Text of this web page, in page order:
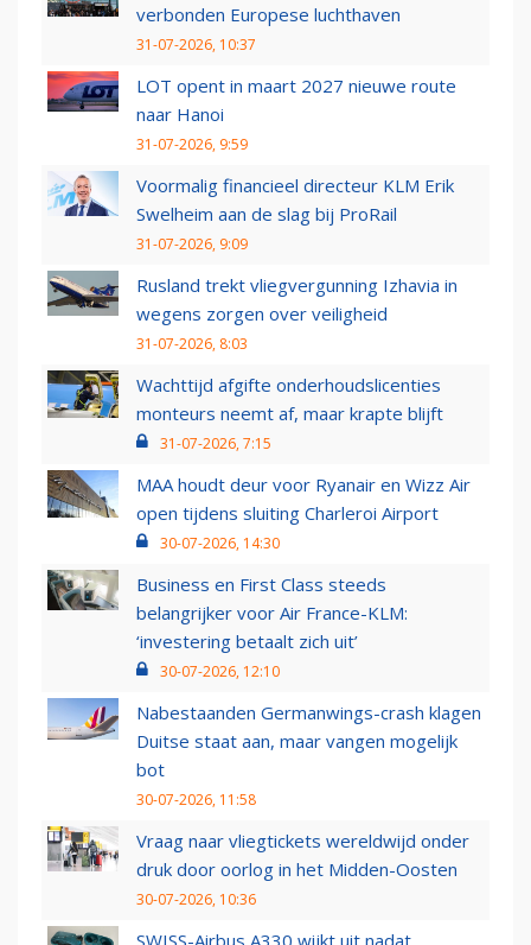
verbonden Europese luchthaven
31-07-2026, 10:37
LOT opent in maart 2027 nieuwe route
naar Hanoi
31-07-2026, 9:59
Voormalig financieel directeur KLM Erik
Swelheim aan de slag bij ProRail
31-07-2026, 9:09
Rusland trekt vliegvergunning Izhavia in
wegens zorgen over veiligheid
31-07-2026, 8:03
Wachttijd afgifte onderhoudslicenties
monteurs neemt af, maar krapte blijft
31-07-2026, 7:15
MAA houdt deur voor Ryanair en Wizz Air
open tijdens sluiting Charleroi Airport
30-07-2026, 14:30
Business en First Class steeds
belangrijker voor Air France-KLM:
‘investering betaalt zich uit’
30-07-2026, 12:10
Nabestaanden Germanwings-crash klagen
Duitse staat aan, maar vangen mogelijk
bot
30-07-2026, 11:58
Vraag naar vliegtickets wereldwijd onder
druk door oorlog in het Midden-Oosten
30-07-2026, 10:36